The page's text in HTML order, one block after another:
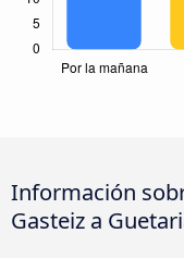
Información
Gasteiz a